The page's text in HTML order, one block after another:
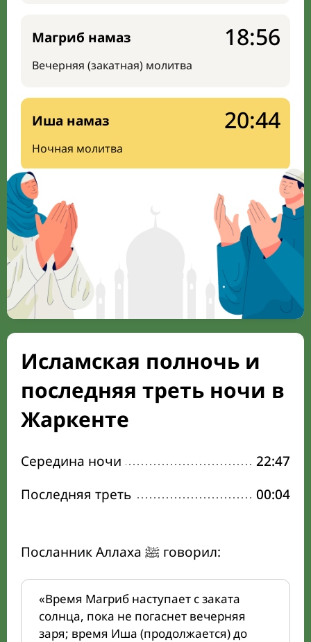
Магриб намаз
Вечерняя (закатная) молитва
18:56
Иша намаз
Ночная молитва
20:44
Исламская полночь и
последняя треть ночи в
Жаркенте
Середина ночи
22:47
Последняя треть
00:04
Посланник Аллаха ﷺ говорил:
«Время Магриб наступает с заката
солнца, пока не погаснет вечерняя
заря; время Иша (продолжается) до